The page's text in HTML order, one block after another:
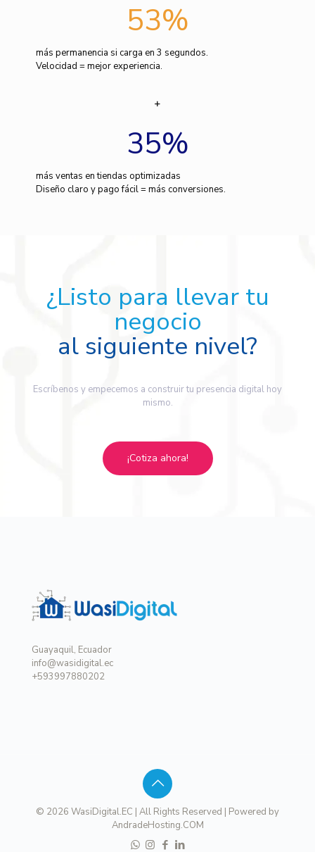
53%
más permanencia si carga en 3 segundos.
Velocidad = mejor experiencia.
35%
más ventas en tiendas optimizadas
Diseño claro y pago fácil = más conversiones.
¿Listo para llevar tu
negocio
al siguiente nivel?
Escríbenos y empecemos a construir tu presencia digital hoy
mismo.
¡Cotiza ahora!
Guayaquil, Ecuador
info@wasidigital.ec
+593997880202
© 2026 WasiDigital.EC | All Rights Reserved | Powered by
AndradeHosting.COM